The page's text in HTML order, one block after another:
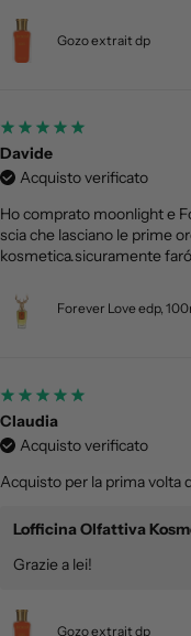
Gozo extrait dp
Davide
Acquisto verificato
Ho comprato moonlight e
scia che lasciano le prime
kosmetica.sicuramente
Forever Love edp,
Claudia
Acquisto verificato
Acquisto per la prima volta
Lofficina Olfattiva
Grazie a lei!
Gozo extrait dp